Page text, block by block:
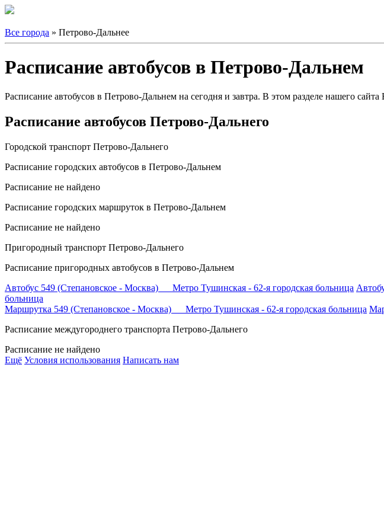
Все города » Петрово-Дальнее
Расписание автобусов в Петрово-Дальнем
Расписание автобусов в Петрово-Дальнем на сегодня и завтра. В этом разделе нашего
Расписание автобусов Петрово-Дальнего
Городской транспорт Петрово-Дальнего
Расписание городских автобусов в Петрово-Дальнем
Расписание не найдено
Расписание городских маршруток в Петрово-Дальнем
Расписание не найдено
Пригородный транспорт Петрово-Дальнего
Расписание пригородных автобусов в Петрово-Дальнем
Автобус 549 (Степановское - Москва) Метро Тушинская - 62-я городская больница
больница
Маршрутка 549 (Степановское - Москва) Метро Тушинская - 62-я городская больница
Расписание междугороднего транспорта Петрово-Дальнего
Расписание не найдено
Ещё Условия использования Написать нам